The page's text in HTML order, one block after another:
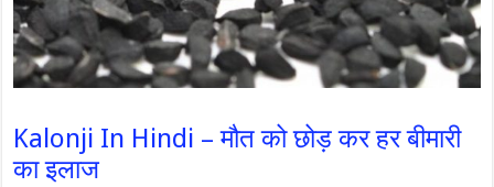
Kalonji In Hindi – मौत को छोड़ कर हर बीमारी
का इलाज